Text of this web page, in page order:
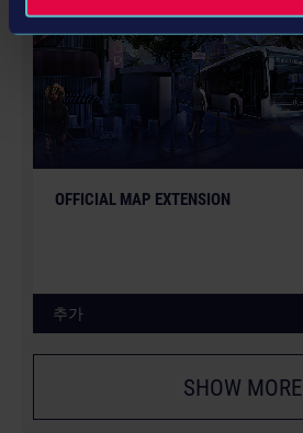
OFFICIAL MAP EXTENSION
추가
SHOW MORE